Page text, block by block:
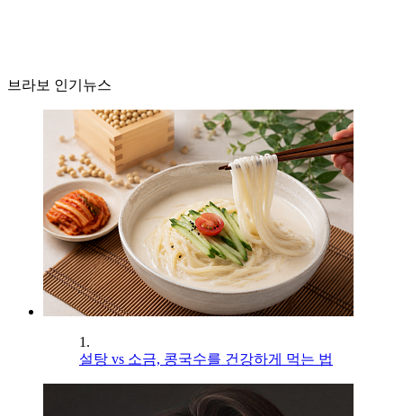
브라보 인기뉴스
1.
설탕 vs 소금, 콩국수를 건강하게 먹는 법